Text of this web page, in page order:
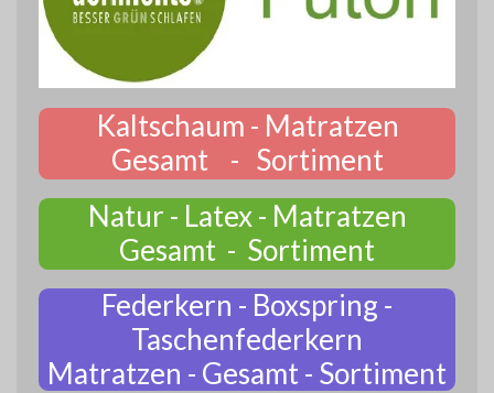
Kaltschaum - Matratzen
Gesamt - Sortiment
Natur - Latex - Matratzen
Gesamt - Sortiment
Federkern - Boxspring -
Taschenfederkern
Matratzen - Gesamt - Sortiment